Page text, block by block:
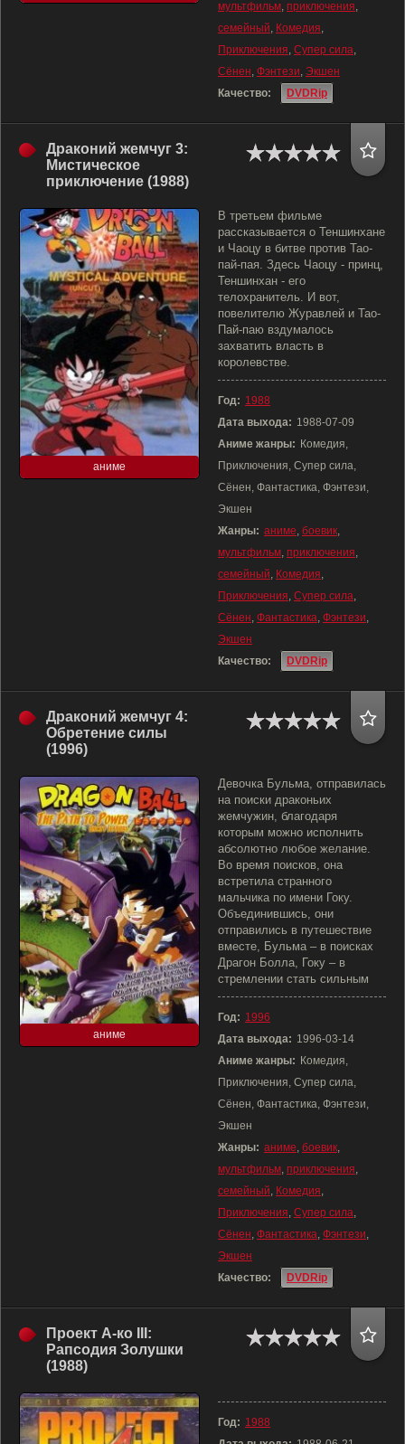
мультфильм, приключения,
семейный, Комедия,
Приключения, Супер сила,
Сёнен, Фэнтези, Экшен
Качество:
DVDRip
Драконий жемчуг 3:
Мистическое
приключение (1988)
аниме
В третьем фильме
рассказывается о Теншинхане
и Чаоцу в битве против Тао-
пай-пая. Здесь Чаоцу - принц,
Теншинхан - его
телохранитель. И вот,
повелителю Журавлей и Тао-
Пай-паю вздумалось
захватить власть в
королевстве.
Год: 1988
Дата выхода: 1988-07-09
Аниме жанры: Комедия,
Приключения, Супер сила,
Сёнен, Фантастика, Фэнтези,
Экшен
Жанры: аниме, боевик,
мультфильм, приключения,
семейный, Комедия,
Приключения, Супер сила,
Сёнен, Фантастика, Фэнтези,
Экшен
Качество:
DVDRip
Драконий жемчуг 4:
Обретение силы
(1996)
аниме
Девочка Бульма, отправилась
на поиски драконьих
жемчужин, благодаря
которым можно исполнить
абсолютно любое желание.
Во время поисков, она
встретила странного
мальчика по имени Гоку.
Объединившись, они
отправились в путешествие
вместе, Бульма – в поисках
Драгон Болла, Гоку – в
стремлении стать сильным
Год: 1996
Дата выхода: 1996-03-14
Аниме жанры: Комедия,
Приключения, Супер сила,
Сёнен, Фантастика, Фэнтези,
Экшен
Жанры: аниме, боевик,
мультфильм, приключения,
семейный, Комедия,
Приключения, Супер сила,
Сёнен, Фантастика, Фэнтези,
Экшен
Качество:
DVDRip
Проект А-ко III:
Рапсодия Золушки
(1988)
Год: 1988